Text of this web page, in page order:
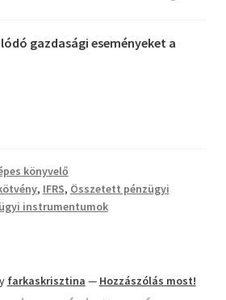
gazdasági eseményeket a
könyvelő
, IFRS, Összetett pénzügyi
instrumentumok
farkaskrisztina — Hozzászólás most!